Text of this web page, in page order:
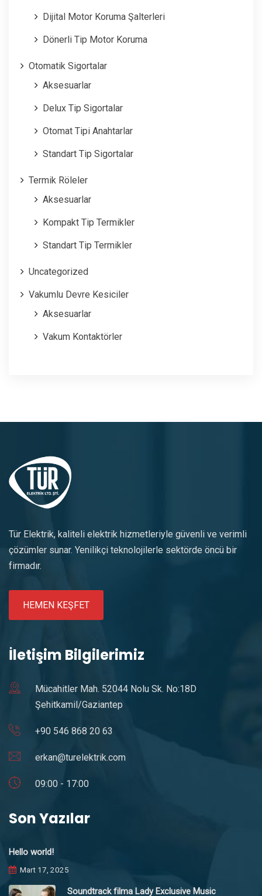
Dijital Motor Koruma Şalterleri
Dönerli Tip Motor Koruma
Otomatik Sigortalar
Aksesuarlar
Delux Tip Sigortalar
Otomat Tipi Anahtarlar
Standart Tip Sigortalar
Termik Röleler
Aksesuarlar
Kompakt Tip Termikler
Standart Tip Termikler
Uncategorized
Vakumlu Devre Kesiciler
Aksesuarlar
Vakum Kontaktörler
Tür Elektrik, kaliteli elektrik hizmetleriyle güvenli ve verimli
çözümler sunar. Yenilikçi teknolojilerle sektörde öncü bir
firmadır.
HEMEN KEŞFET
İletişim Bilgilerimiz
Mücahitler Mah. 52044 Nolu Sk. No:18D
Şehitkamil/Gaziantep
+90 546 868 20 63
erkan@turelektrik.com
09:00 - 17:00
Son Yazılar
Hello world!
Mart 17, 2025
Soundtrack filma Lady Exclusive Music